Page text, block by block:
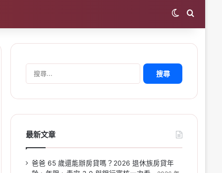
Switch skin
搜
鍵
最新文章
爸爸 65 歲還能辦房貸嗎？2026 退休族房貸年